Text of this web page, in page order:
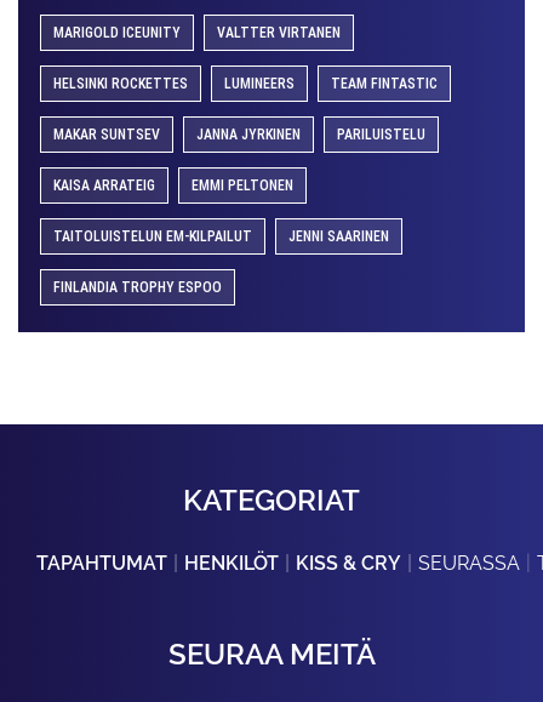
MARIGOLD ICEUNITY VALTTER VIRTANEN
HELSINKI ROCKETTES LUMINEERS TEAM FINTASTIC
MAKAR SUNTSEV JANNA JYRKINEN PARILUISTELU
KAISA ARRATEIG EMMI PELTONEN
TAITOLUISTELUN EM-KILPAILUT JENNI SAARINEN
FINLANDIA TROPHY ESPOO
KATEGORIAT
TAPAHTUMAT HENKILÖT KISS & CRY SEURASSA
SEURAA MEITÄ